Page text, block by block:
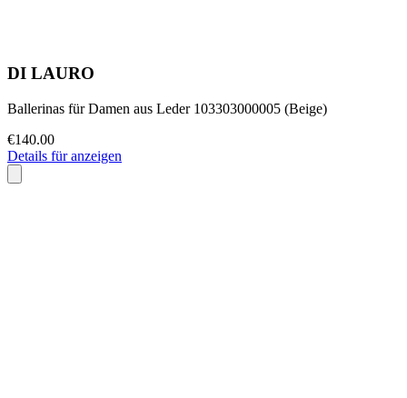
DI LAURO
Ballerinas für Damen aus Leder 103303000005 (Beige)
€140.00
Details für anzeigen